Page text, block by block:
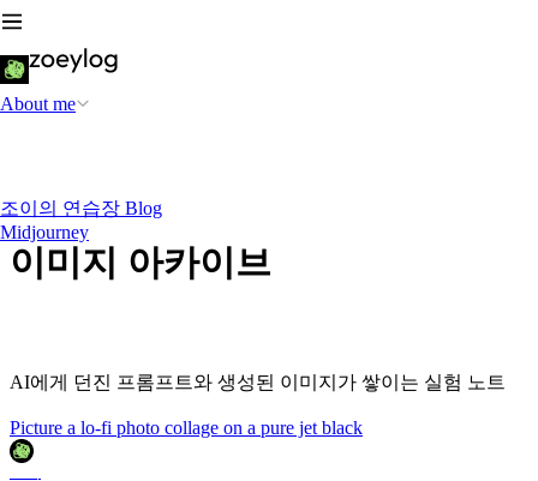
About me
조이의 연습장 Blog
Midjourney
이미지 아카이브
AI에게 던진 프롬프트와 생성된 이미지가 쌓이는 실험 노트
Picture a lo-fi photo collage on a pure jet black